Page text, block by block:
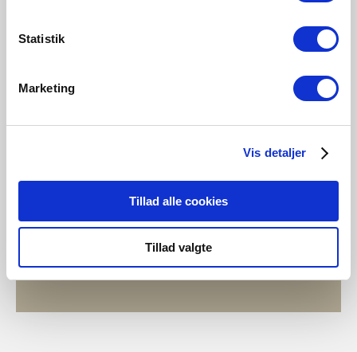
Statistik
Marketing
Vis detaljer
Tillad alle cookies
Tillad valgte
Designet af Bønnelycke MDD
designvirksomhed med både national og international
Kompetencerne spænder fra bygningsarkitektur,
Udforsk designer